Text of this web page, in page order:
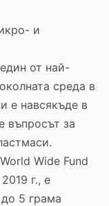
и
от най-
среда в
е навсякъде в
въпросът за
Wide Fund
г., е
5 грама